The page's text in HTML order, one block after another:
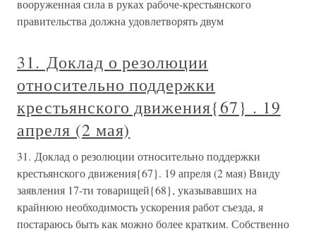
вооруженная сила в руках рабоче-крестьянского
правительства должна удовлетворять двум
31. Доклад о резолюции
относительно поддержки
крестьянского движения{67} . 19
апреля (2 мая)
31. Доклад о резолюции относительно поддержки
крестьянского движения{67}. 19 апреля (2 мая) Ввиду
заявления 17-ти товарищей{68}, указывавших на
крайнюю необходимость ускорения работ съезда, я
постараюсь быть как можно более кратким. Собственно